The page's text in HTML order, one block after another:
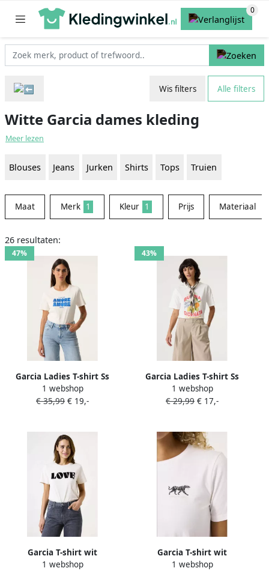
Wis filters Alle filters
Witte Garcia dames kleding
Meer lezen
Blouses Jeans Jurken Shirts Tops Truien
Maat Merk 1 Kleur 1 Prijs Materiaal
26 resultaten:
47%
Garcia Ladies T-shirt Ss
1 webshop
€ 35,99 € 19,-
43%
Garcia Ladies T-shirt Ss
1 webshop
€ 29,99 € 17,-
Garcia T-shirt wit
1 webshop
Garcia T-shirt wit
1 webshop